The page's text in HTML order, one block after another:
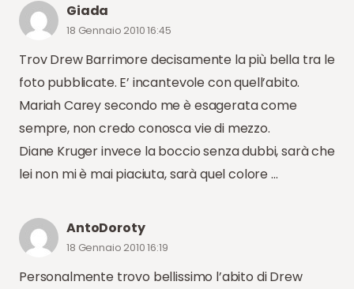
Giada
18 Gennaio 2010 16:45
Trov Drew Barrimore decisamente la più bella tra le
foto pubblicate. E’ incantevole con quell’abito.
Mariah Carey secondo me è esagerata come
sempre, non credo conosca vie di mezzo.
Diane Kruger invece la boccio senza dubbi, sarà che
lei non mi è mai piaciuta, sarà quel colore …
AntoDoroty
18 Gennaio 2010 16:19
Personalmente trovo bellissimo l’abito di Drew